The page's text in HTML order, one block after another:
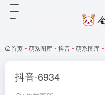
首页 • 萌系图库 • 抖音 • 萌系图库 •
抖音-6934